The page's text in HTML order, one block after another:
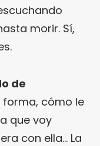
morir. Sí,
de
forma, cómo le
que voy
con ella… La